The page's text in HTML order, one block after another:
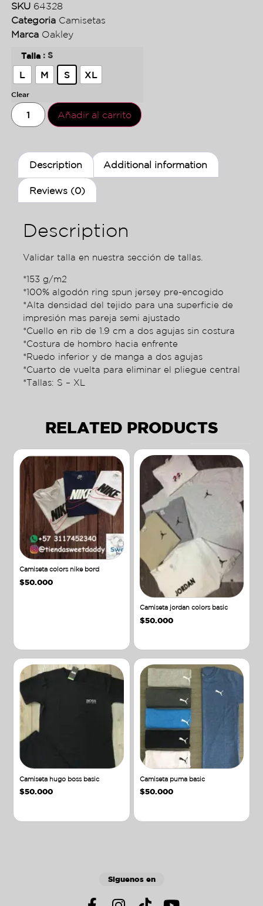
SKU 64328
Categoria Camisetas
Marca Oakley
Talla : S
L M S XL
Clear
Añadir al carrito
Description Additional information
Reviews (0)
Description
Validar talla en nuestra sección de tallas.
*153 g/m2
*100% algodón ring spun jersey pre-encogido
*Alta densidad del tejido para una superficie de
impresión mas pareja semi ajustado
*Cuello en rib de 1.9 cm a dos agujas sin costura
*Costura de hombro hacia enfrente
*Ruedo inferior y de manga a dos agujas
*Cuarto de vuelta para eliminar el pliegue central
*Tallas: S – XL
RELATED PRODUCTS
Camiseta colors nike bord
$50.000
Camiseta jordan colors basic
$50.000
Camiseta hugo boss basic
$50.000
Camiseta puma basic
$50.000
Siguenos en